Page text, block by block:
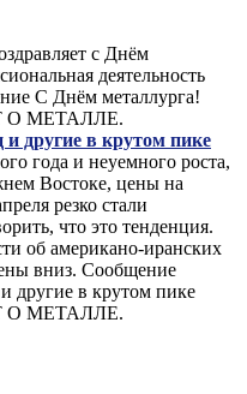
с Днём
деятельность
С Днём металлурга!
О МЕТАЛЛЕ.
другие в крутом пике
года и неуемного роста,
Востоке, цены на
резко стали
что это тенденция.
об американо-иранских
вниз. Сообщение
другие в крутом пике
О МЕТАЛЛЕ.